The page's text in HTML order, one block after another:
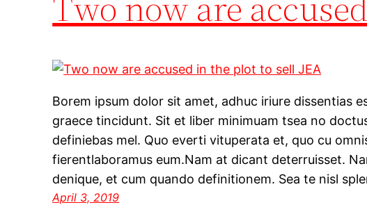
Borem ipsum dolor sit amet, adhuc iriure dissentias
graece tincidunt. Sit et liber minimuam tsea no
definiebas mel. Quo everti vituperata et, quo cu
fierentlaboramus eum.Nam at dicant deterruisset.
denique, et cum quando definitionem. Sea te nisl
April 3, 2019